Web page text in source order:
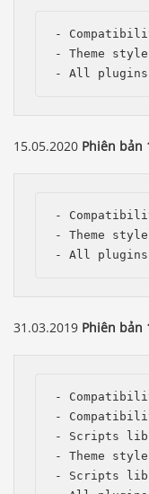
-
- Theme
- All plugins
15.05.2020 Phiên bản
-
- Theme
- All plugins
31.03.2019 Phiên bản
-
-
- Scripts
- Theme
- Scripts